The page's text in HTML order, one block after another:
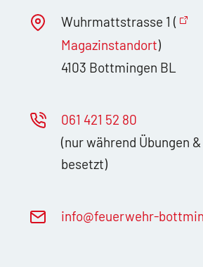
Wuhrmattstrasse 1 (
Magazinstandort)
4103 Bottmingen BL
061 421 52 80
(nur während Übungen
besetzt)
nf f rw hr-b ttm